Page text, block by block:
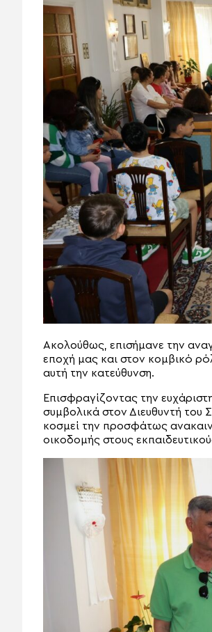
Ακολούθως, επισήμανε την
εποχή μας και στον κομβικό
αυτή την κατεύθυνση.
Επισφραγίζοντας την
συμβολικά στον Διευθυντή του
κοσμεί την προσφάτως
οικοδομής στους